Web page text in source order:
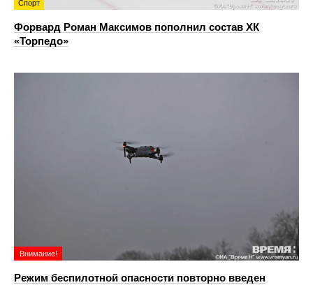
Спорт
Форвард Роман Максимов пополнил состав ХК
«Торпедо»
Внимание!
Режим беспилотной опасности повторно введен